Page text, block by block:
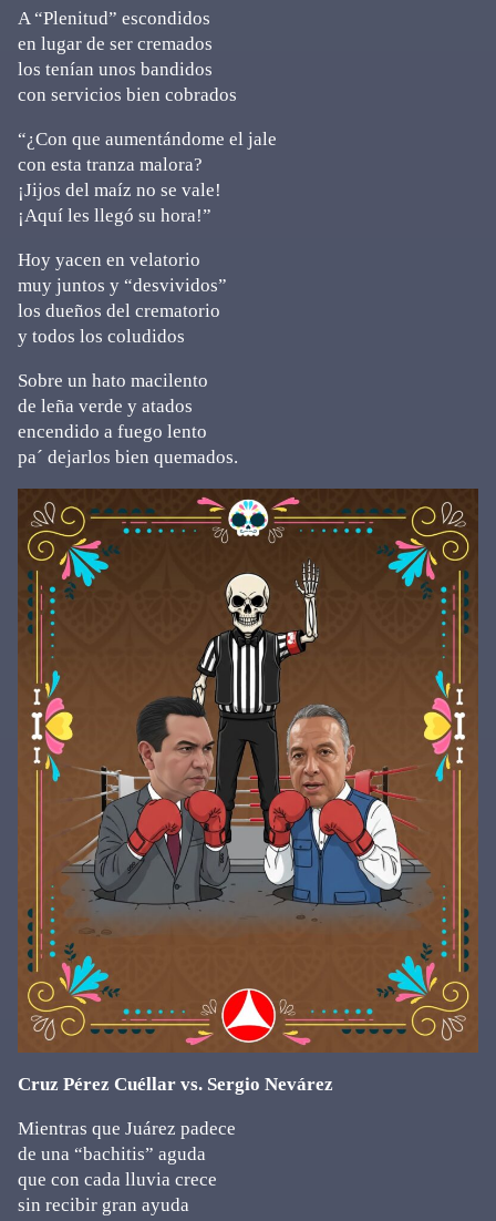
A “Plenitud” escondidos
en lugar de ser cremados
los tenían unos bandidos
con servicios bien cobrados
“¿Con que aumentándome el jale
con esta tranza malora?
¡Jijos del maíz no se vale!
¡Aquí les llegó su hora!”
Hoy yacen en velatorio
muy juntos y “desvividos”
los dueños del crematorio
y todos los coludidos
Sobre un hato macilento
de leña verde y atados
encendido a fuego lento
pa´ dejarlos bien quemados.
Cruz Pérez Cuéllar vs. Sergio Nevárez
Mientras que Juárez padece
de una “bachitis” aguda
que con cada lluvia crece
sin recibir gran ayuda